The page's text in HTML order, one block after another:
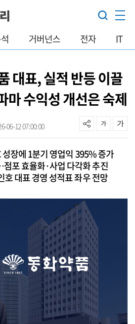
거버넌스 전자 IT
대표, 실적 반등 이끌
수익성 개선은 숙제
06-12 07:00:00
장에 1분기 영업익 395% 증가
포 효율화·사업 다각화 추진
호 대표 경영 성적표 좌우 전망